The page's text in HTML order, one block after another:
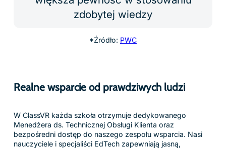
Uznany za innowacyjność i wpływ, ClassVR zdobył liczne
uczenie. Zaufany przez szkoły na całym świecie, łączy
wysoką wydajność z prostotą stworzoną specjalnie dla